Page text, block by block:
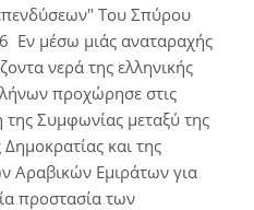
Του Σπύρου
Εν μέσω μιάς αναταραχής
νερά της ελληνικής
προχώρησε στις
Συμφωνίας μεταξύ της
και της
Αραβικών Εμιράτων για
προστασία των